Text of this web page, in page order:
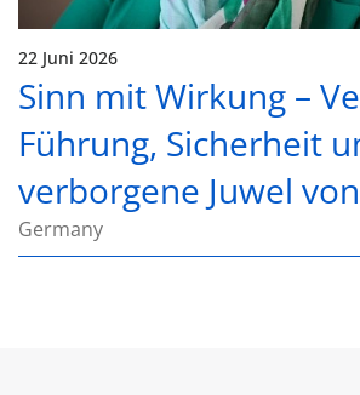
22 Juni 2026
Sinn mit Wirkung –
Führung, Sicherheit
verborgene Juwel
Germany